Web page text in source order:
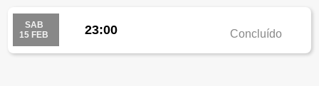
SAB
15 FEB
23:00 Concluído